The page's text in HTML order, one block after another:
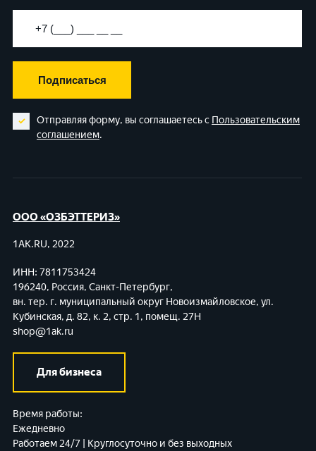
Подписаться
Отправляя форму, вы соглашаетесь с Пользовательским
соглашением.
ООО «ОЗБЭТТЕРИЗ»
1AK.RU, 2022
ИНН: 7811753424
196240, Россия, Санкт-Петербург,
вн. тер. г. муниципальный округ Новоизмайловское, ул.
Кубинская, д. 82, к. 2, стр. 1, помещ. 27Н
shop@1ak.ru
Для бизнеса
Время работы:
Ежедневно
Работаем 24/7 | Круглосуточно и без выходных